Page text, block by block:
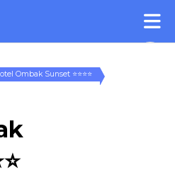
Ombak Sunset ⭐⭐⭐⭐